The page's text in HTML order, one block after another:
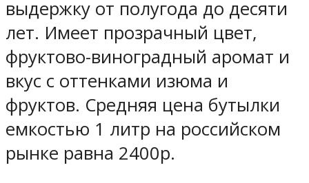
выдержку от полугода до десяти
лет. Имеет прозрачный цвет,
фруктово-виноградный аромат и
вкус с оттенками изюма и
фруктов. Средняя цена бутылки
емкостью 1 литр на российском
рынке равна 2400р.